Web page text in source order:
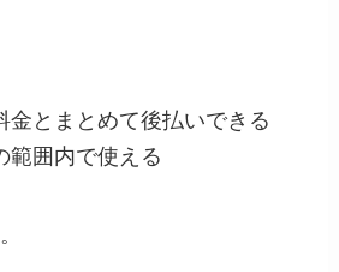
金とまとめて後払いできる
範囲内で使える